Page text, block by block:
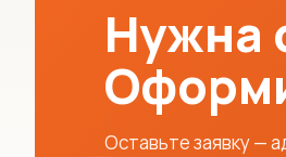
Нужна
Оставьте заявку —